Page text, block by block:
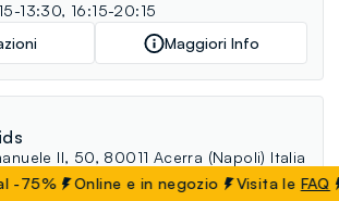
13:30, 16:15-20:15
Maggiori Info
II, 50, 80011 Acerra (Napoli) Italia
13:00, 16:00-20:00
Online e in negozio Visita leFAQ